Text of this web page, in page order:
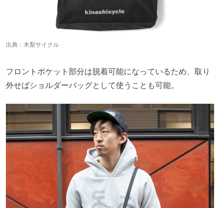
出典： 木梨サイクル
フロントポケット部分は脱着可能になっているため、取り
外せばショルダーバッグとして使うことも可能。